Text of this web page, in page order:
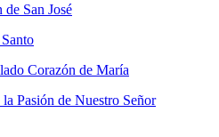
San José
Corazón de María
Pasión de Nuestro Señor